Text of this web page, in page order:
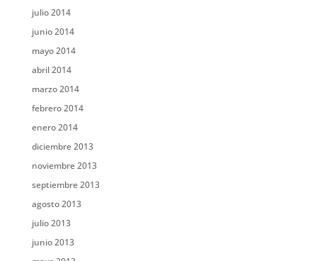
julio 2014
junio 2014
mayo 2014
abril 2014
marzo 2014
febrero 2014
enero 2014
diciembre 2013
noviembre 2013
septiembre 2013
agosto 2013
julio 2013
junio 2013